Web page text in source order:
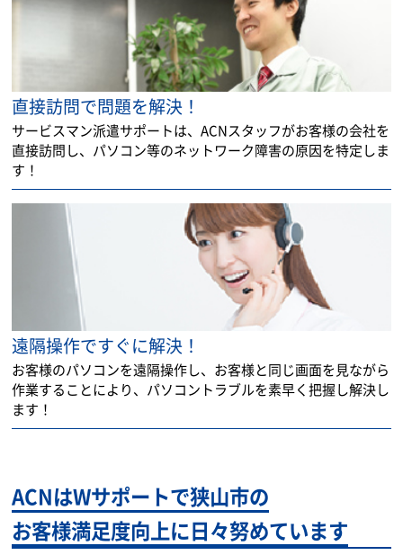
直接訪問で問題を解決！
サービスマン派遣サポートは、ACNスタッフがお客様の会社を
直接訪問し、パソコン等のネットワーク障害の原因を特定しま
す！
遠隔操作ですぐに解決！
お客様のパソコンを遠隔操作し、お客様と同じ画面を見ながら
作業することにより、パソコントラブルを素早く把握し解決し
ます！
ACNはWサポートで狭山市の
お客様満足度向上に日々努めています